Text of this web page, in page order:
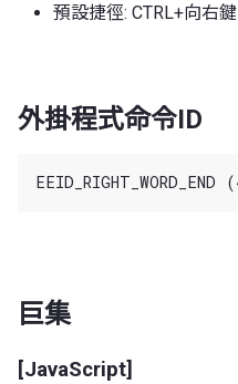
預設捷徑: CTRL+向右鍵
外掛程式命令ID
巨集
[JavaScript]